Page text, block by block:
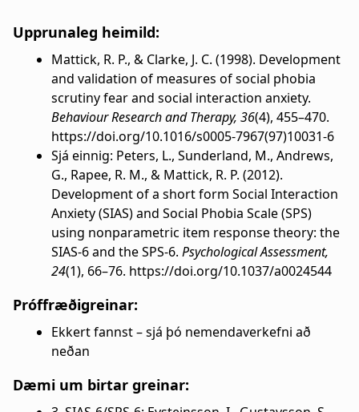
Upprunaleg heimild:
Mattick, R. P., & Clarke, J. C. (1998). Development
and validation of measures of social phobia
scrutiny fear and social interaction anxiety.
Behaviour Research and Therapy, 36(4), 455–470.
https://doi.org/10.1016/s0005-7967(97)10031-6
Sjá einnig: Peters, L., Sunderland, M., Andrews,
G., Rapee, R. M., & Mattick, R. P. (2012).
Development of a short form Social Interaction
Anxiety (SIAS) and Social Phobia Scale (SPS)
using nonparametric item response theory: the
SIAS-6 and the SPS-6. Psychological Assessment,
24(1), 66–76. https://doi.org/10.1037/a0024544
Próffræðigreinar:
Ekkert fannst – sjá þó nemendaverkefni að
neðan
Dæmi um birtar greinar: